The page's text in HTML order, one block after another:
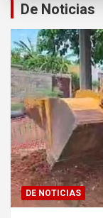
De Noticias
DE NOTICIAS